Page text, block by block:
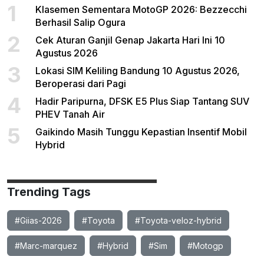
1
Klasemen Sementara MotoGP 2026: Bezzecchi
Berhasil Salip Ogura
2
Cek Aturan Ganjil Genap Jakarta Hari Ini 10
Agustus 2026
3
Lokasi SIM Keliling Bandung 10 Agustus 2026,
Beroperasi dari Pagi
4
Hadir Paripurna, DFSK E5 Plus Siap Tantang SUV
PHEV Tanah Air
5
Gaikindo Masih Tunggu Kepastian Insentif Mobil
Hybrid
Trending Tags
#Giias-2026 #Toyota #Toyota-veloz-hybrid
#Marc-marquez #Hybrid #Sim #Motogp